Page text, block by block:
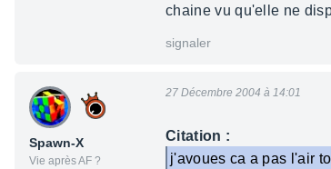
chaine vu qu'elle ne
signaler
Spawn-X
Vie après AF ?
27 Décembre 2004 à 14:01
Citation :
j'avoues ca a pas l'air